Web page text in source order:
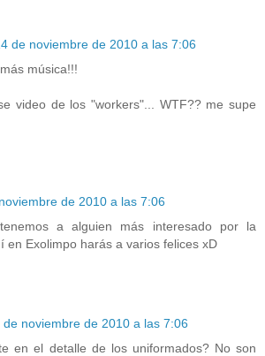
de noviembre de 2010 a las 7:06
música!!!
video de los "workers"... WTF?? me supe
de 2010 a las 7:06
a alguien más interesado por la
en Exolimpo harás a varios felices xD
de noviembre de 2010 a las 7:06
en el detalle de los uniformados? No son